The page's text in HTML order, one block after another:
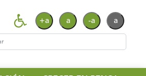
+a a -a a